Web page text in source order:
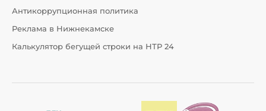
Антикоррупционная политика
Реклама в Нижнекамске
Калькулятор бегущей строки на НТР 24